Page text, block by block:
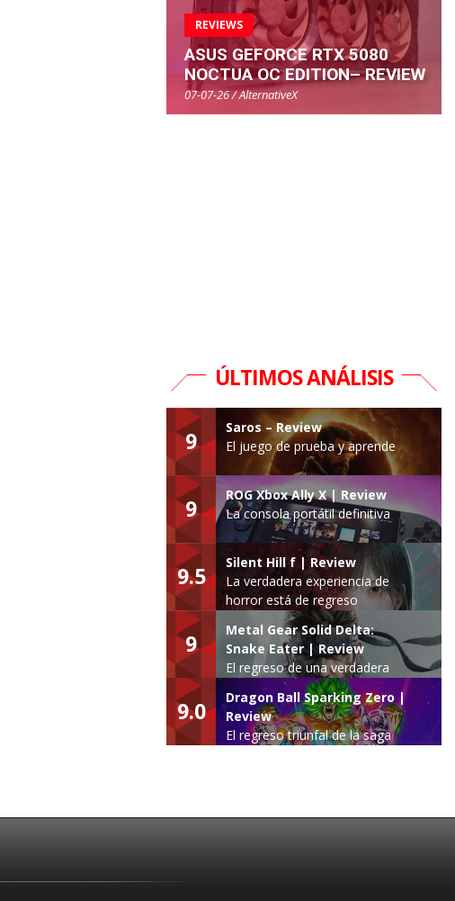
REVIEWS
ASUS GEFORCE RTX 5080
NOCTUA OC EDITION– REVIEW
07-07-26 / AlternativeX
ÚLTIMOS ANÁLISIS
9
Saros – Review
El juego de prueba y aprende
9
ROG Xbox Ally X | Review
La consola portátil definitiva
9.5
Silent Hill f | Review
La verdadera experiencia de
horror está de regreso
9
Metal Gear Solid Delta:
Snake Eater | Review
El regreso de una verdadera
leyenda
9.0
Dragon Ball Sparking Zero |
Review
El regreso triunfal de la saga